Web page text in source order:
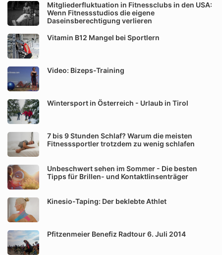
Mitgliederfluktuation in Fitnessclubs in den USA:
Wenn Fitnessstudios die eigene
Daseinsberechtigung verlieren
Vitamin B12 Mangel bei Sportlern
Video: Bizeps-Training
Wintersport in Österreich - Urlaub in Tirol
7 bis 9 Stunden Schlaf? Warum die meisten
Fitnesssportler trotzdem zu wenig schlafen
Unbeschwert sehen im Sommer - Die besten
Tipps für Brillen- und Kontaktlinsenträger
Kinesio-Taping: Der beklebte Athlet
Pfitzenmeier Benefiz Radtour 6. Juli 2014